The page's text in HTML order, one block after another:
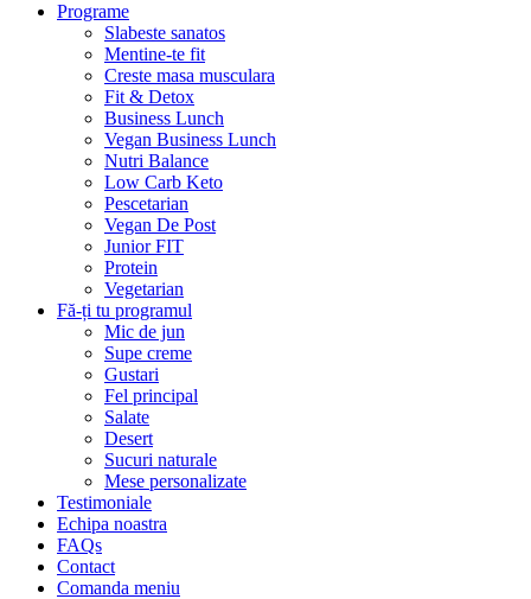
Programe
Slabeste sanatos
Mentine-te fit
Creste masa musculara
Fit & Detox
Business Lunch
Vegan Business Lunch
Nutri Balance
Low Carb Keto
Pescetarian
Vegan De Post
Junior FIT
Protein
Vegetarian
Fă-ți tu programul
Mic de jun
Supe creme
Gustari
Fel principal
Salate
Desert
Sucuri naturale
Mese personalizate
Testimoniale
Echipa noastra
FAQs
Contact
Comanda meniu